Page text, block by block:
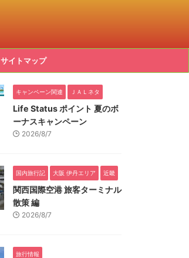
サイトマップ
キャンペーン関連 ＪＡＬネタ
Life Status ポイント 夏のボ
ーナスキャンペーン
2026/8/7
国内旅行記 大阪 伊丹エリア 近畿
関西国際空港 旅客ターミナル
散策 編
2026/8/7
旅行情報